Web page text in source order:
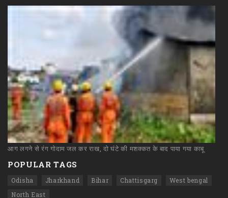
आग लगने से रंग गोदाम जल कर राख, दो घंटे की मशक्कत के बाद पाया गया काबू
POPULAR TAGS
Odisha Jharkhand Bihar Chattisgarg
West bengal
North East